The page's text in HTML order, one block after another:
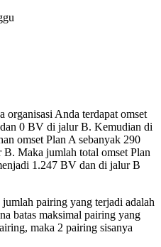
Anda terdapat omset
0 BV di jalur B. Kemudian di
omset Plan A sebanyak 290
Maka jumlah total omset Plan
1.247 BV dan di jalur B
pairing yang terjadi adalah
batas maksimal pairing yang
maka 2 pairing sisanya